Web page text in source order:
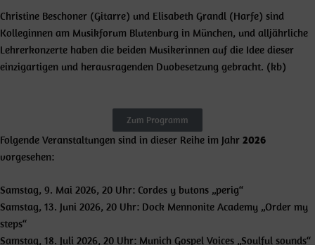
Christine Beschoner (Gitarre) und Elisabeth Grandl (Harfe) sind
Kolleginnen am Musikforum Blutenburg in München, und alljährliche
Lehrerkonzerte haben die beiden Musikerinnen auf die Idee dieser
einzigartigen und herausragenden Duobesetzung gebracht. (kb)
Zum Programm
Folgende Veranstaltungen sind in dieser Reihe im Jahr 2026
vorgesehen:
Samstag, 9. Mai 2026, 20 Uhr: Cordes y butons „perig“
Samstag, 13. Juni 2026, 20 Uhr: Dock Mennonite Academy „Order my
steps“
Samstag, 18. Juli 2026, 20 Uhr: Munich Gospel Voices „Soulful sounds“